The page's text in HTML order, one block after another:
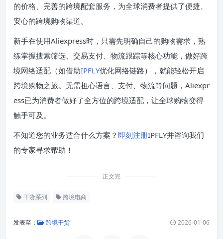
的价格、完善的跨境配套服务，为全球消费者提供了便捷、
安心的跨境购物渠道。
新手在使用Aliexpress时，只需先明确自己的购物需求，熟
练掌握搜索筛选、交易支付、物流跟踪等核心功能，做好跨
境网络适配（如借助IPFLY优化网络链路），就能轻松开启
跨境购物之旅。无需担心语言、支付、物流等问题，Aliexpr
ess已为消费者做好了全方位的跨境适配，让全球购物变得
触手可及。
不知道您的业务适合什么方案？ 即刻注册IPFLY并咨询我们
的专家寻求帮助！
正文完
干货系列 跨境电商
发表至： 跨境干货 2026-01-06